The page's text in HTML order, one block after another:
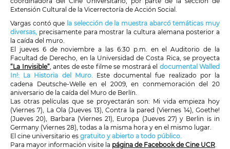
Extensión Cultural de la Vicerrectoría de Acción Social.
Vargas contó que la selección de la muestra abarcó temáticas muy
diversas, precisamente para mostrar la cultura alemana posterior a
la caída del muro.
El jueves 6 de noviembre a las 6:30 p.m. en el Auditorio de la
Facultad de Derecho, en la Universidad de Costa Rica, se proyecta
“La Invisible”, antes de este filme se mostrará el documental Walled
In!: La Historia del Muro. Este documental fue realizado por la
cadena Deutsche-Welle en el 2009, en conmemoración del 20
aniversario de la caída del Muro de Berlín.
Las otras películas que se proyectarán son: Mi vida empieza hoy
(Viernes 7), La Ola (Jueves 13), Contra la pared (Viernes 14), Goethe!
(Jueves 20), Barbara (Viernes 21), Europa (Jueves 27) y Berlin is in
Germany (Viernes 28), todas a la misma hora y en el mismo lugar.
El cine universitario es gratuito y abierto a todo público.
Para mayor información visite la página de Facebook de Cine UCR